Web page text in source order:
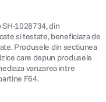
1028734, din
si testate, beneficiaza de
Produsele din sectiunea
care depun produsele
vanzarea intre
F64.